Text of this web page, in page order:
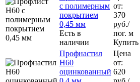
с полимерным
покрытием
0,45 мм
Есть в
наличии
от:
370
руб./
пог. м
Купить
Профнастил
Н60
оцинкованный
Цена
от:
620